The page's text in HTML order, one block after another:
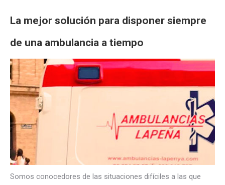
La mejor solución para disponer siempre
de una ambulancia a tiempo
Somos conocedores de las situaciones difíciles a las que